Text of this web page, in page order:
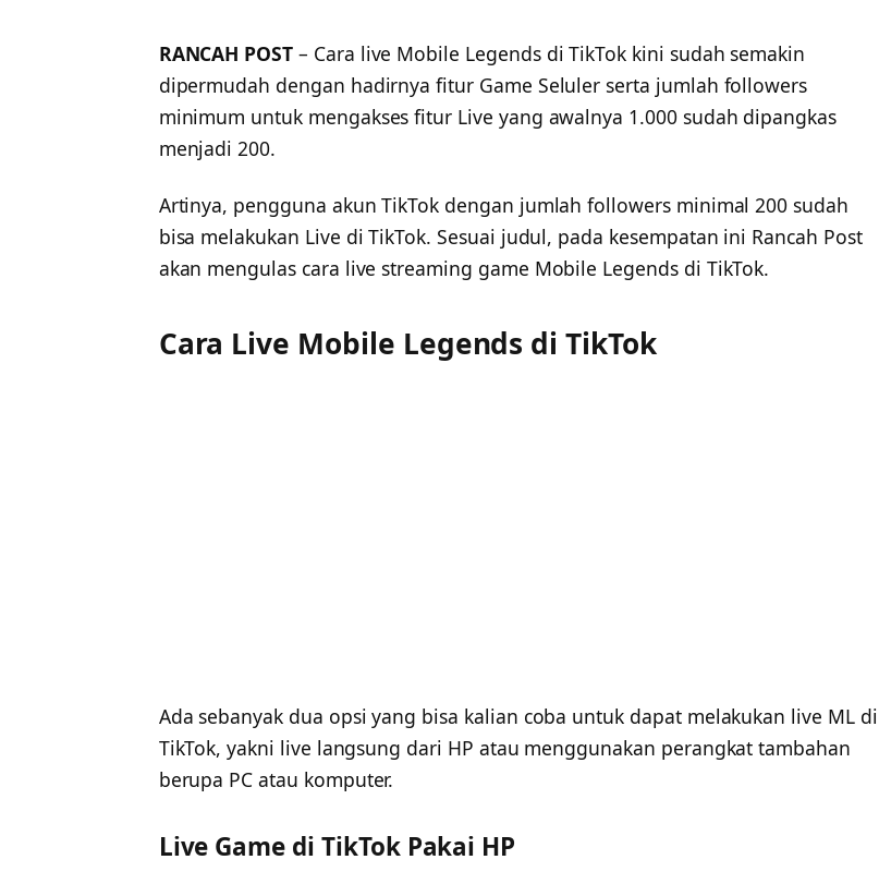
RANCAH POST – Cara live Mobile Legends di TikTok kini sudah semakin
dipermudah dengan hadirnya fitur Game Seluler serta jumlah followers
minimum untuk mengakses fitur Live yang awalnya 1.000 sudah dipangkas
menjadi 200.
Artinya, pengguna akun TikTok dengan jumlah followers minimal 200 sudah
bisa melakukan Live di TikTok. Sesuai judul, pada kesempatan ini Rancah Post
akan mengulas cara live streaming game Mobile Legends di TikTok.
Cara Live Mobile Legends di TikTok
Ada sebanyak dua opsi yang bisa kalian coba untuk dapat melakukan live ML di
TikTok, yakni live langsung dari HP atau menggunakan perangkat tambahan
berupa PC atau komputer.
Live Game di TikTok Pakai HP